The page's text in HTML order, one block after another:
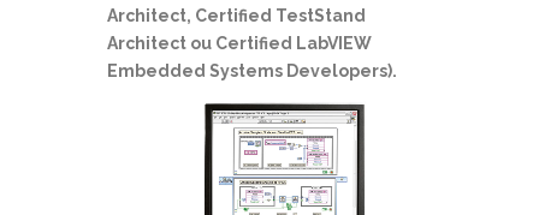
Architect, Certified TestStand
Architect ou Certified LabVIEW
Embedded Systems Developers).